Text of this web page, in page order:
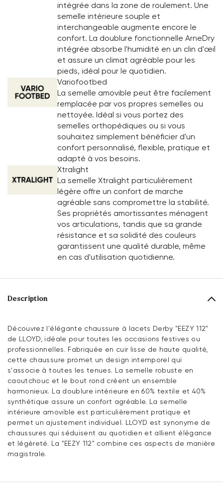
intégrée dans la zone de roulement. Une
semelle intérieure souple et
interchangeable augmente encore le
confort. La doublure fonctionnelle ArneDry
intégrée absorbe l'humidité en un clin d'œil
et assure un climat agréable pour les
pieds, idéal pour le quotidien.
Variofootbed
La semelle amovible peut être facilement
remplacée par vos propres semelles ou
nettoyée. Idéal si vous portez des
semelles orthopédiques ou si vous
souhaitez simplement bénéficier d'un
confort personnalisé, flexible, pratique et
adapté à vos besoins.
Xtralight
La semelle Xtralight particulièrement
légère offre un confort de marche
agréable sans compromettre la stabilité.
Ses propriétés amortissantes ménagent
vos articulations, tandis que sa grande
résistance et sa solidité des couleurs
garantissent une qualité durable, même
en cas d'utilisation quotidienne.
Description
Découvrez l'élégante chaussure à lacets Derby "EEZY 112"
de LLOYD, idéale pour toutes les occasions festives ou
professionnelles. Fabriquée en cuir lisse de haute qualité,
cette chaussure promet un design intemporel qui
s'associe à toutes les tenues. La semelle robuste en
caoutchouc et le bout rond créent un ensemble
harmonieux. La doublure intérieure en 60% textile et 40%
synthétique assure un confort agréable. La semelle
intérieure amovible est particulièrement pratique et
permet un ajustement individuel. LLOYD est synonyme de
chaussures qui séduisent au quotidien et allient élégance
et légèreté. La "EEZY 112" combine ces aspects de manière
magistrale.